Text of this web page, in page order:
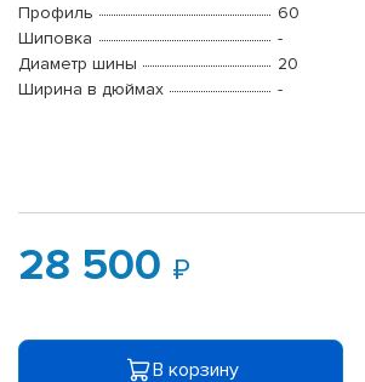
Профиль
60
Шиповка
-
Диаметр шины
20
Ширина в дюймах
-
28 500
В корзину